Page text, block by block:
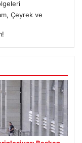
Çeyrek ve